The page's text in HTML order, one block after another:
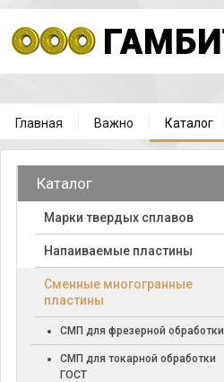
Главная Важно Каталог
Каталог
Марки твердых сплавов
Напаиваемые пластины
Cменные многогранные
пластины
СМП для фрезерной обработки
СМП для токарной обработки
ГОСТ